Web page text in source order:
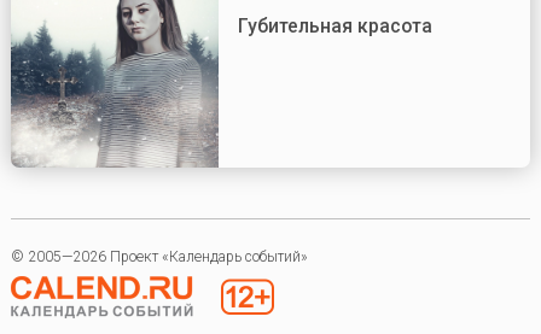
Губительная красота
© 2005—2026 Проект «Календарь событий»